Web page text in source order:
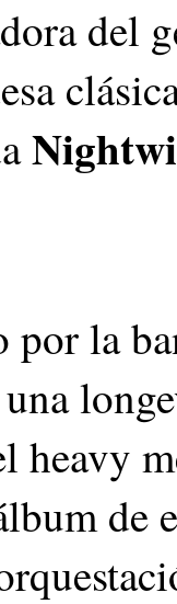
del
por la
heavy
de